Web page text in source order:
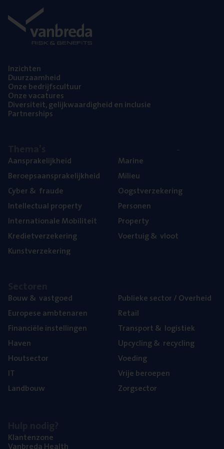
Inzich­ten
Duur­zaam­heid
Onze bedrijfs­cul­tuur
Onze vaca­tu­res
Diver­si­teit, gelijk­waar­dig­heid en inclusie
Part­ner­ships
Aan­spra­ke­lijk­heid
Beroeps­aan­spra­ke­lijk­heid
Cyber& fraude
Intel­lec­tu­al property
Inter­na­ti­o­na­le Mobiliteit
Kre­diet­ver­ze­ke­ring
Kunst­ver­ze­ke­ring
Mari­ne
Mili­eu
Oogst­ver­ze­ke­ring
Per­so­nen
Pro­per­ty
Voer­tuig& vloot
Bouw& vastgoed
Euro­pe­se ambtenaren
Finan­ci­ë­le instellingen
Haven
Hout­sec­tor
IT
Land­bouw
Publie­ke sec­tor / Overheid
Retail
Trans­port& logistiek
Upcy­cling& recycling
Voe­ding
Vrije beroe­pen
Zorg­sec­tor
Klan­ten­zo­ne
Van­b­re­da Health